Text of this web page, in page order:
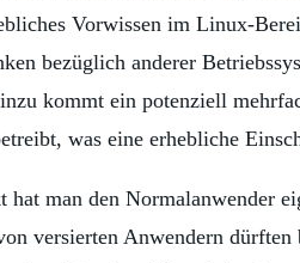
Vorwissen im Linux-
bezüglich anderer
kommt ein potenziell
was eine erhebliche
hat man den Normalanwender
versierten Anwendern